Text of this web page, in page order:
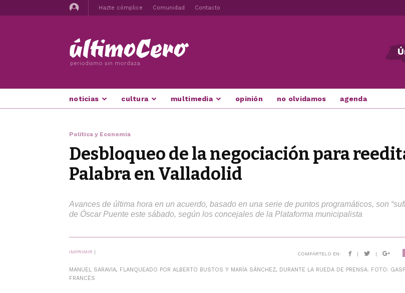
Hazte cómplice Comunidad Contacto
periodismo sin mordaza
noticias cultura multimedia opinión no olvidamos agenda
Política y Economía
Desbloqueo de la negociación para
Palabra en Valladolid
Avances de última hora en un acuerdo, basado en una serie de puntos programáticos, son
de Óscar Puente este sábado, según los concejales de la Plataforma municipalista
IMPRIMIR | COMPÁRTELO EN: | |
MANUEL SARAVIA, FLANQUEADO POR ALBERTO BUSTOS Y MARÍA SÁNCHEZ, DURANTE LA RUEDA DE PRENSA. FOTO:
FRANCÉS